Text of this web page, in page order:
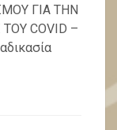
ΓΙΑ ΤΗΝ
COVID –